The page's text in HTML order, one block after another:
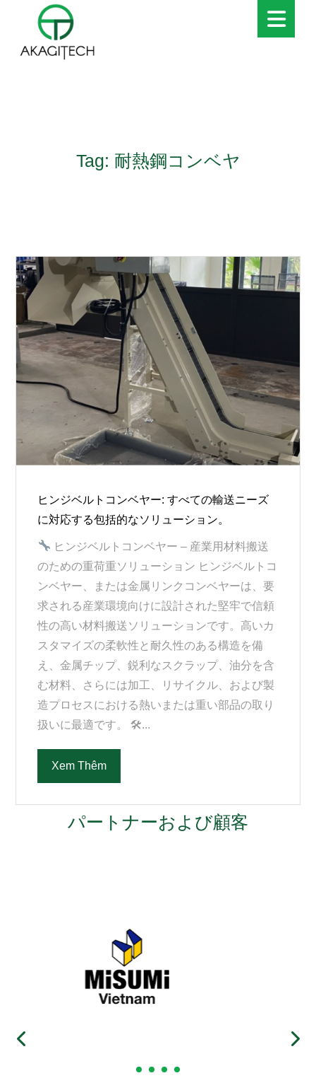
Tag: 耐熱鋼コンベヤ
ヒンジベルトコンベヤー: すべての輸送ニーズ
に対応する包括的なソリューション。
ヒンジベルトコンベヤー – 産業用材料搬送
のための重荷重ソリューション ヒンジベルトコ
ンベヤー、または金属リンクコンベヤーは、要
求される産業環境向けに設計された堅牢で信頼
性の高い材料搬送ソリューションです。高いカ
スタマイズの柔軟性と耐久性のある構造を備
え、金属チップ、鋭利なスクラップ、油分を含
む材料、さらには加工、リサイクル、および製
造プロセスにおける熱いまたは重い部品の取り
扱いに最適です。 🛠...
Xem Thêm
パートナーおよび顧客